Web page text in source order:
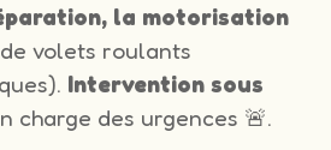
la motorisation
de volets roulants
Intervention sous
charge des urgences 🚨.